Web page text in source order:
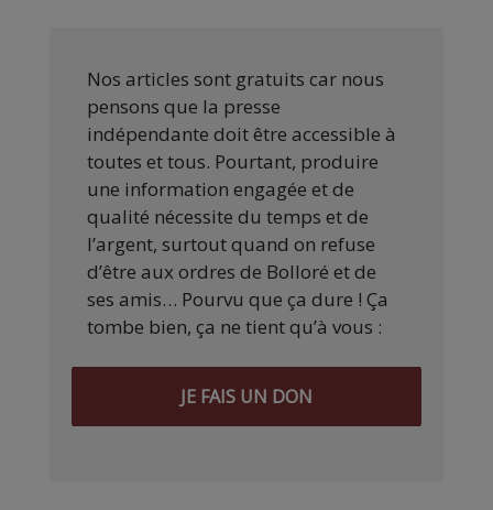
Nos articles sont gratuits car nous
pensons que la presse
indépendante doit être accessible à
toutes et tous. Pourtant, produire
une information engagée et de
qualité nécessite du temps et de
l’argent, surtout quand on refuse
d’être aux ordres de Bolloré et de
ses amis… Pourvu que ça dure ! Ça
tombe bien, ça ne tient qu’à vous :
JE FAIS UN DON